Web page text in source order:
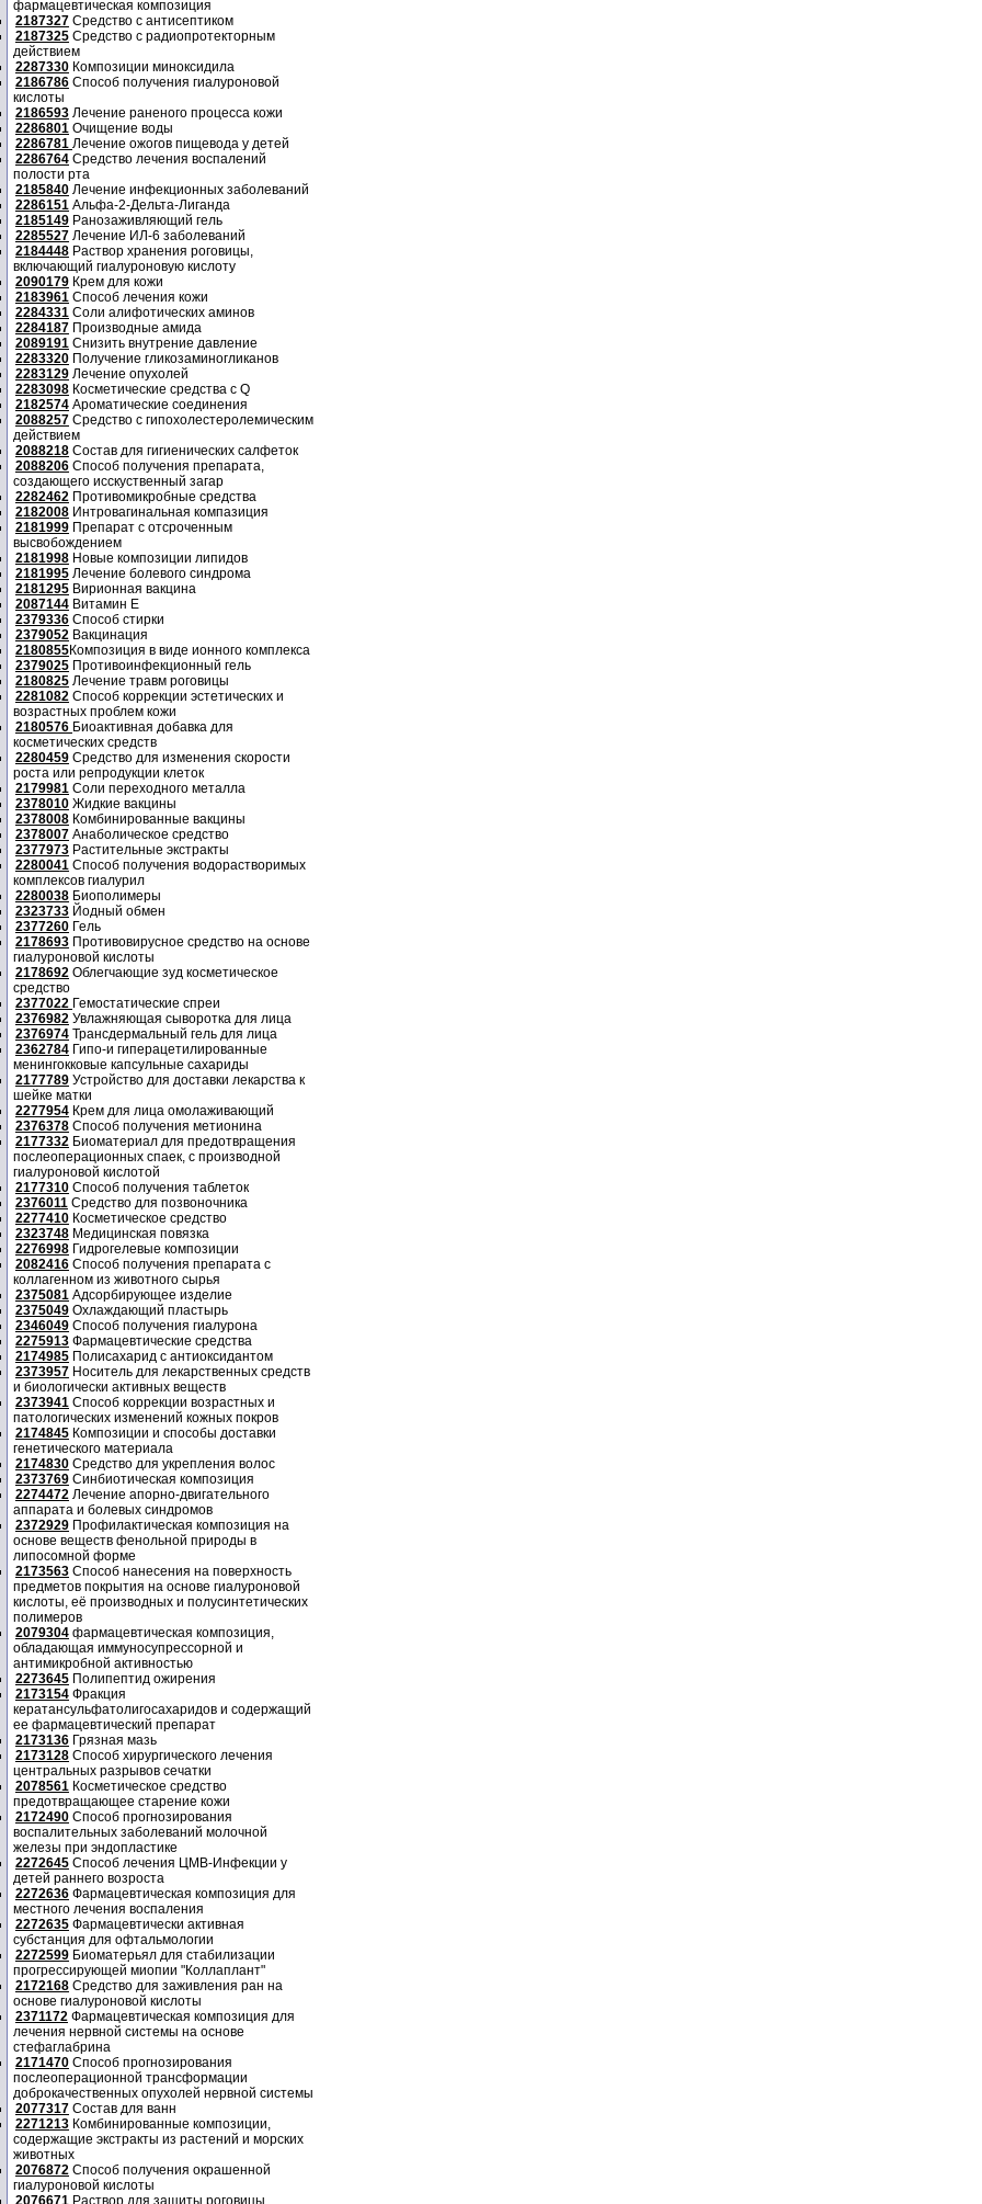
фармацевтическая композиция
2187327 Средство с антисептиком
2187325 Средство с радиопротекторным
действием
2287330 Композиции миноксидила
2186786 Способ получения гиалуроновой
кислоты
2186593 Лечение раненого процесса кожи
2286801 Очищение воды
2286781 Лечение ожогов пищевода у детей
2286764 Средство лечения воспалений
полости рта
2185840 Лечение инфекционных заболеваний
2286151 Альфа-2-Дельта-Лиганда
2185149 Ранозаживляющий гель
2285527 Лечение ИЛ-6 заболеваний
2184448 Раствор хранения роговицы,
включающий гиалуроновую кислоту
2090179 Крем для кожи
2183961 Способ лечения кожи
2284331 Соли алифотических аминов
2284187 Производные амида
2089191 Снизить внутрение давление
2283320 Получение гликозаминогликанов
2283129 Лечение опухолей
2283098 Косметические средства с Q
2182574 Ароматические соединения
2088257 Средство с гипохолестеролемическим
действием
2088218 Состав для гигиенических салфеток
2088206 Способ получения препарата,
создающего исскуственный загар
2282462 Противомикробные средства
2182008 Интровагинальная компазиция
2181999 Препарат с отсроченным
высвобождением
2181998 Новые композиции липидов
2181995 Лечение болевого синдрома
2181295 Вирионная вакцина
2087144 Витамин Е
2379336 Способ стирки
2379052 Вакцинация
2180855Композиция в виде ионного комплекса
2379025 Противоинфекционный гель
2180825 Лечение травм роговицы
2281082 Способ коррекции эстетических и
возрастных проблем кожи
2180576 Биоактивная добавка для
косметических средств
2280459 Средство для изменения скорости
роста или репродукции клеток
2179981 Соли переходного металла
2378010 Жидкие вакцины
2378008 Комбинированные вакцины
2378007 Анаболическое средство
2377973 Растительные экстракты
2280041 Способ получения водорастворимых
комплексов гиалурил
2280038 Биополимеры
2323733 Йодный обмен
2377260 Гель
2178693 Противовирусное средство на основе
гиалуроновой кислоты
2178692 Облегчающие зуд косметическое
средство
2377022 Гемостатические спреи
2376982 Увлажняющая сыворотка для лица
2376974 Трансдермальный гель для лица
2362784 Гипо-и гиперацетилированные
менингокковые капсульные сахариды
2177789 Устройство для доставки лекарства к
шейке матки
2277954 Крем для лица омолаживающий
2376378 Способ получения метионина
2177332 Биоматериал для предотвращения
послеоперационных спаек, с производной
гиалуроновой кислотой
2177310 Способ получения таблеток
2376011 Средство для позвоночника
2277410 Косметическое средство
2323748 Медицинская повязка
2276998 Гидрогелевые композиции
2082416 Способ получения препарата с
коллагенном из животного сырья
2375081 Адсорбирующее изделие
2375049 Охлаждающий пластырь
2346049 Способ получения гиалурона
2275913 Фармацевтические средства
2174985 Полисахарид с антиоксидантом
2373957 Носитель для лекарственных средств
и биологически активных веществ
2373941 Способ коррекции возрастных и
патологических изменений кожных покров
2174845 Композиции и способы доставки
генетического материала
2174830 Средство для укрепления волос
2373769 Синбиотическая композиция
2274472 Лечение апорно-двигательного
аппарата и болевых синдромов
2372929 Профилактическая композиция на
основе веществ фенольной природы в
липосомной форме
2173563 Способ нанесения на поверхность
предметов покрытия на основе гиалуроновой
кислоты, её производных и полусинтетических
полимеров
2079304 фармацевтическая композиция,
обладающая иммуносупрессорной и
антимикробной активностью
2273645 Полипептид ожирения
2173154 Фракция
кератансульфатолигосахаридов и содержащий
ее фармацевтический препарат
2173136 Грязная мазь
2173128 Способ хирургического лечения
центральных разрывов сечатки
2078561 Косметическое средство
предотвращающее старение кожи
2172490 Способ прогнозирования
воспалительных заболеваний молочной
железы при эндопластике
2272645 Способ лечения ЦМВ-Инфекции у
детей раннего возроста
2272636 Фармацевтическая композиция для
местного лечения воспаления
2272635 Фармацевтически активная
субстанция для офтальмологии
2272599 Биоматерьял для стабилизации
прогрессирующей миопии "Коллаплант"
2172168 Средство для заживления ран на
основе гиалуроновой кислоты
2371172 Фармацевтическая композиция для
лечения нервной системы на основе
стефаглабрина
2171470 Способ прогнозирования
послеоперационной трансформации
доброкачественных опухолей нервной системы
2077317 Состав для ванн
2271213 Комбинированные композиции,
содержащие экстракты из растений и морских
животных
2076872 Способ получения окрашенной
гиалуроновой кислоты
2076671 Раствор для защиты роговицы